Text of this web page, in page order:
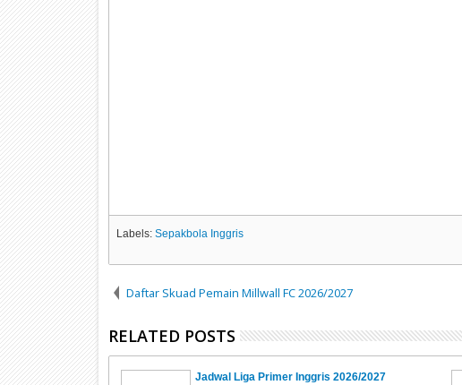
Labels: Sepakbola Inggris
Daftar Skuad Pemain Millwall FC 2026/2027
RELATED POSTS
Jadwal Liga Primer Inggris 2026/2027